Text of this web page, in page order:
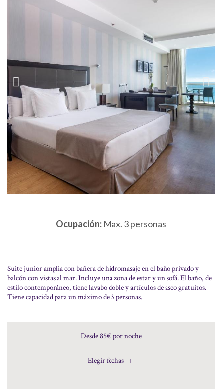
Ocupación: Max. 3 personas
Suite junior amplia con bañera de hidromasaje en el baño privado y
balcón con vistas al mar. Incluye una zona de estar y un sofá. El baño, de
estilo contemporáneo, tiene lavabo doble y artículos de aseo gratuitos.
Tiene capacidad para un máximo de 3 personas.
Desde 85€ por noche
Elegir fechas